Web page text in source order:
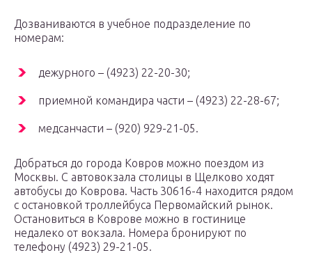
Дозваниваются в учебное подразделение по
номерам:
дежурного – (4923) 22-20-30;
приемной командира части – (4923) 22-28-67;
медсанчасти – (920) 929-21-05.
Добраться до города Ковров можно поездом из
Москвы. С автовокзала столицы в Щелково ходят
автобусы до Коврова. Часть 30616-4 находится рядом
с остановкой троллейбуса Первомайский рынок.
Остановиться в Коврове можно в гостинице
недалеко от вокзала. Номера бронируют по
телефону (4923) 29-21-05.